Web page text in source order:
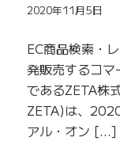
2020年11月5日
EC商品検索・
発販売するコマ
であるZETA株
ZETA)は、
アル・オン […]